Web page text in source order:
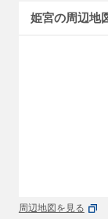
姫宮の周辺地
周辺地図を見る